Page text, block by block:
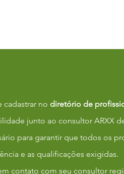
cadastrar no diretório de
junto ao consultor ARXX
para garantir que todos os
e as qualificações exigidas.
contato com seu consultor